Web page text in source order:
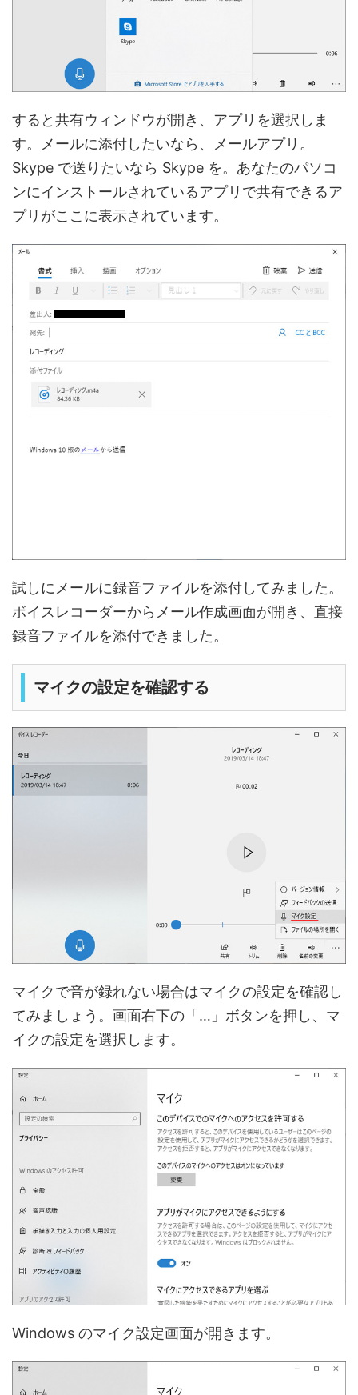
すると共有ウィンドウが開き、アプリを選択しま
す。メールに添付したいなら、メールアプリ。
Skype で送りたいなら Skype を。あなたのパソコ
ンにインストールされているアプリで共有できるア
プリがここに表示されています。
試しにメールに録音ファイルを添付してみました。
ボイスレコーダーからメール作成画面が開き、直接
録音ファイルを添付できました。
マイクの設定を確認する
マイクで音が録れない場合はマイクの設定を確認し
てみましょう。画面右下の「…」ボタンを押し、マ
イクの設定を選択します。
Windows のマイク設定画面が開きます。